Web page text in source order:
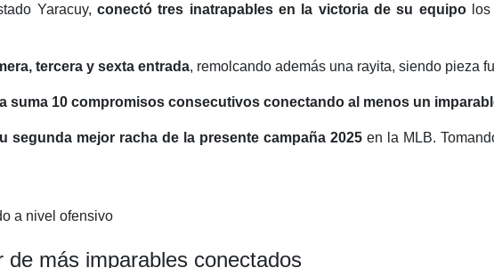
Yaracuy,conectó tres inatrapables en la victoria de su equipolos
tercera y sexta entrada, remolcando además una rayita, siendo pieza
suma 10 compromisos consecutivos conectando al menos un
segunda mejor racha de la presente campaña 2025en la MLB.
a nivel ofensivo
más imparables conectados